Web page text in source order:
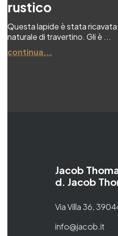
rustico
Questa lapide è stata
naturale di travertino. Gli è ...
continua...
Jacob
d. Jacob
Via Villa 36,
info@jacob.it